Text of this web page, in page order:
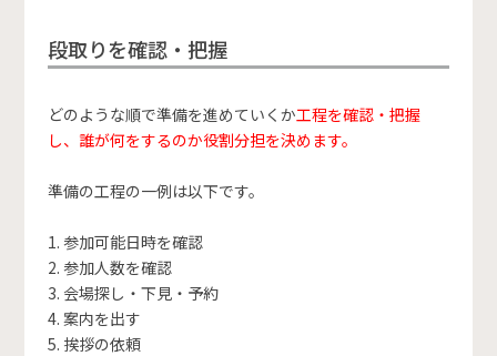
段取りを確認・把握
どのような順で準備を進めていくか工程を確認・把握
し、誰が何をするのか役割分担を決めます。
準備の工程の一例は以下です。
1. 参加可能日時を確認
2. 参加人数を確認
3. 会場探し・下見・予約
4. 案内を出す
5. 挨拶の依頼